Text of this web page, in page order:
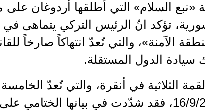
«نبع السلام» التي أطلقها أردوغان
تؤكد انّ الرئيس التركي يتماهى في
الآمنة»، والتي تُعدّ انتهاكاً صارخاً
سيادة الدول المستقلة.
الثلاثية في أنقرة، والتي تُعدّ
جرت في 16/9/2019، فقد شدّدت في بيانها